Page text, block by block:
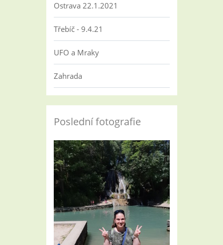
Ostrava 22.1.2021
Třebíč - 9.4.21
UFO a Mraky
Zahrada
Poslední fotografie